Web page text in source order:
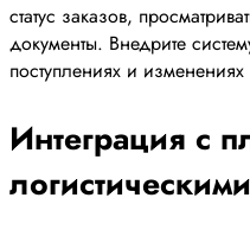
статус заказов,
документы. Внедрите
поступлениях и изменениях
Интеграция с